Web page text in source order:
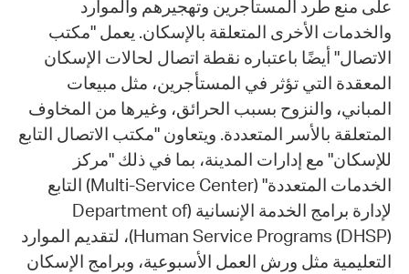
على منع طرد المستأجرين وتهجيرهم والموارد
والخدمات الأخرى المتعلقة بالإسكان. يعمل "مكتب
الاتصال" أيضًا باعتباره نقطة اتصال لحالات الإسكان
المعقدة التي تؤثر في المستأجرين، مثل مبيعات
المباني، والنزوح بسبب الحرائق، وغيرها من المخاوف
المتعلقة بالأسر المتعددة. ويتعاون "مكتب الاتصال التابع
للإسكان" مع إدارات المدينة، بما في ذلك "مركز
الخدمات المتعددة" (Multi-Service Center) التابع
لإدارة برامج الخدمة الإنسانية (Department of
Human Service Programs (DHSP))، لتقديم الموارد
التعليمية مثل ورش العمل الأسبوعية، وبرامج الإسكان